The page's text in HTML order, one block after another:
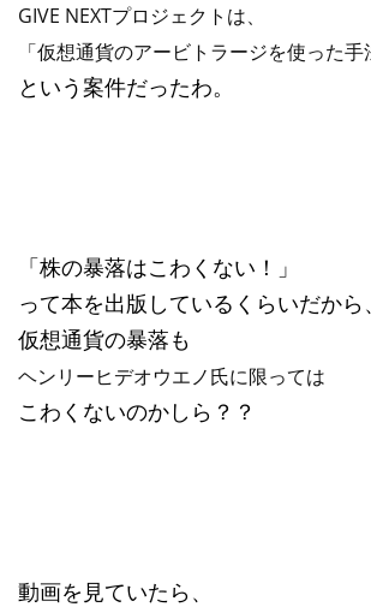
GIVE NEXTプロジェクトは、
「仮想通貨のアービトラージを使った手
という案件だったわ。
「株の暴落はこわくない！」
って本を出版しているくらいだから
仮想通貨の暴落も
ヘンリーヒデオウエノ氏に限っては
こわくないのかしら？？
動画を見ていたら、